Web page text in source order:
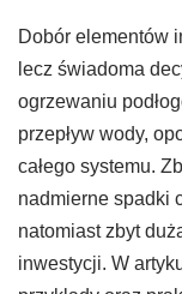
Dobór elementów
lecz świadoma
ogrzewaniu
przepływ wody,
całego systemu.
nadmierne spadki
natomiast zbyt
inwestycji. W